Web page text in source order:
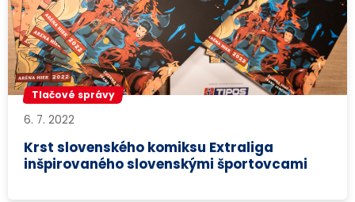
Tlačové správy
6. 7. 2022
Krst slovenského komiksu Extraliga
inšpirovaného slovenskými športovcami